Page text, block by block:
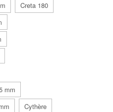
Creta 180
mm
Cythère